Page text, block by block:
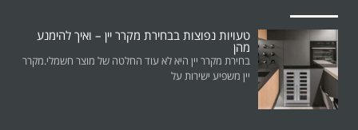
טעויות נפוצות בבחירת מקרר יין – ואיך להימנע
מהן
בחירת מקרר יין היא לא עוד החלטה של מוצר חשמלי.מקרר
יין משפיע ישירות על